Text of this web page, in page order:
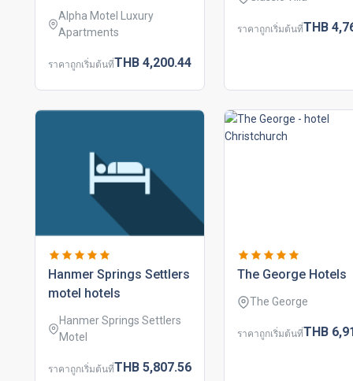
Alpha Motel Luxury
Apartments
ราคาถูกเริ่มต้นที่THB 4,200.44
ราคาถูกเริ่มต้นที่THB
hanmer springs settlers
motel hotels
Hanmer Springs Settlers
Motel
ราคาถูกเริ่มต้นที่THB 5,807.56
the george hotels
The George
ราคาถูกเริ่มต้นที่THB